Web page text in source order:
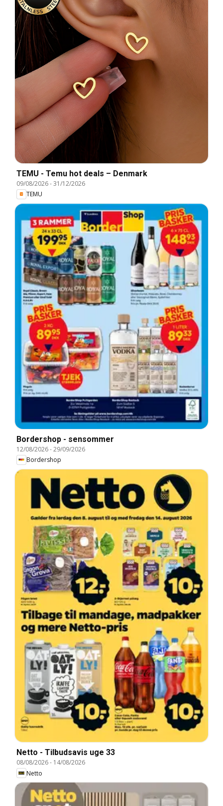
TEMU - Temu hot deals – Denmark
09/08/2026-31/12/2026
TEMU
Bordershop - sensommer
12/08/2026-29/09/2026
Bordershop
Netto - Tilbudsavis uge 33
08/08/2026- 14/08/2026
Netto